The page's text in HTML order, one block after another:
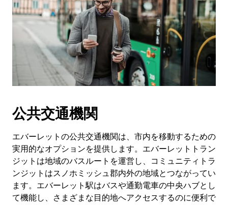
公共交通機関
エバーレットの公共交通機関は、市内を移動するための
実用的なオプションを提供します。エバーレットトラン
ジットは地域のバスルートを運営し、コミュニティトラ
ンジットはスノホミッシュ郡内外の地域とつながってい
ます。エバーレット駅はバスや通勤電車の中央ハブとし
て機能し、さまざまな目的地へアクセスするのに便利で